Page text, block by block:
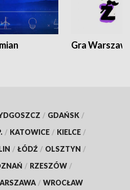
Gra
/ GDAŃSK /
/ KATOWICE / KIELCE /
/ ŁÓDŹ / OLSZTYN /
/ RZESZÓW /
/ WROCŁAW